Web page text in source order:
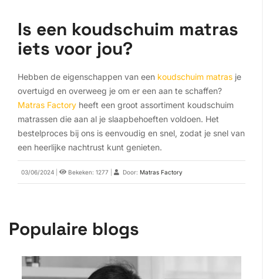
Is een koudschuim matras
iets voor jou?
Hebben de eigenschappen van een koudschuim matras je
overtuigd en overweeg je om er een aan te schaffen?
Matras Factory heeft een groot assortiment koudschuim
matrassen die aan al je slaapbehoeften voldoen. Het
bestelproces bij ons is eenvoudig en snel, zodat je snel van
een heerlijke nachtrust kunt genieten.
03/06/2024 Bekeken: 1277 Door: Matras Factory
Populaire blogs